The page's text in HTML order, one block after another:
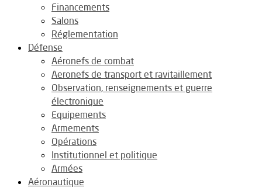
Financements
Salons
Réglementation
Défense
Aéronefs de combat
Aeronefs de transport et ravitaillement
Observation, renseignements et guerre
électronique
Equipements
Armements
Opérations
Institutionnel et politique
Armées
Aéronautique